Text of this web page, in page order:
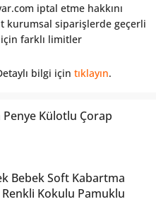
iptal etme hakkını
kurumsal siparişlerde geçerli
farklı limitler
bilgi için tıklayın.
Külotlu Çorap
Bebek Soft Kabartma
Kokulu Pamuklu